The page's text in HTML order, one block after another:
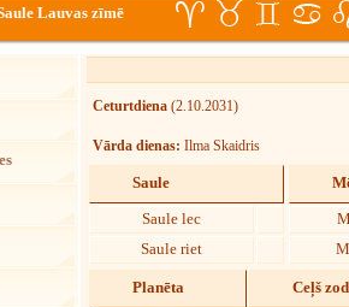
Lauvas zīmē
Ceturtdiena (2.10.2031)
Vārda dienas: Ilma Skaidris
Saule
Saule lec
Saule riet
Planēta Ceļš